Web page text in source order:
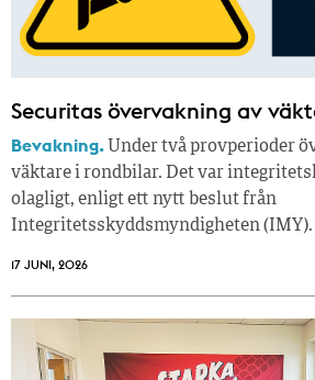
Securitas övervakning av
Bevakning. Under två provperioder
väktare i rondbilar. Det var
olagligt, enligt ett nytt beslut från
Integritetsskyddsmyndigheten (IMY).
17 JUNI, 2026